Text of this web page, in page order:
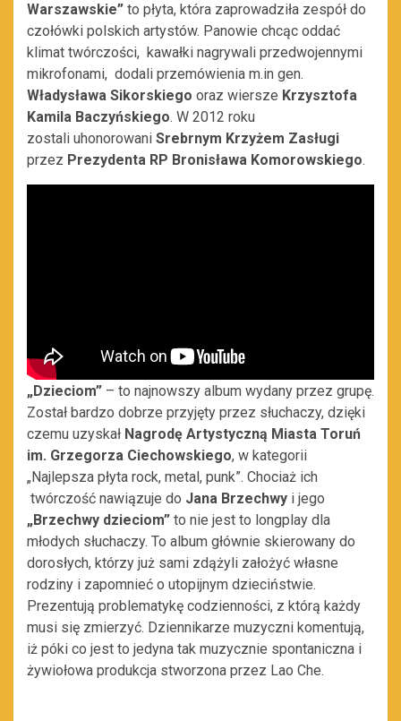
Warszawskie” to płyta, która zaprowadziła zespół do
czołówki polskich artystów. Panowie chcąc oddać
klimat twórczości, kawałki nagrywali przedwojennymi
mikrofonami, dodali przemówienia m.in gen.
Władysława Sikorskiego oraz wiersze Krzysztofa
Kamila Baczyńskiego. W 2012 roku
zostali uhonorowani Srebrnym Krzyżem Zasługi
przez Prezydenta RP Bronisława Komorowskiego.
„Dzieciom” – to najnowszy album wydany przez grupę.
Został bardzo dobrze przyjęty przez słuchaczy, dzięki
czemu uzyskał Nagrodę Artystyczną Miasta Toruń
im. Grzegorza Ciechowskiego, w kategorii
„Najlepsza płyta rock, metal, punk”. Chociaż ich
twórczość nawiązuje do Jana Brzechwy i jego
„Brzechwy dzieciom” to nie jest to longplay dla
młodych słuchaczy. To album głównie skierowany do
dorosłych, którzy już sami zdążyli założyć własne
rodziny i zapomnieć o utopijnym dzieciństwie.
Prezentują problematykę codzienności, z którą każdy
musi się zmierzyć. Dziennikarze muzyczni komentują,
iż póki co jest to jedyna tak muzycznie spontaniczna i
żywiołowa produkcja stworzona przez Lao Che.